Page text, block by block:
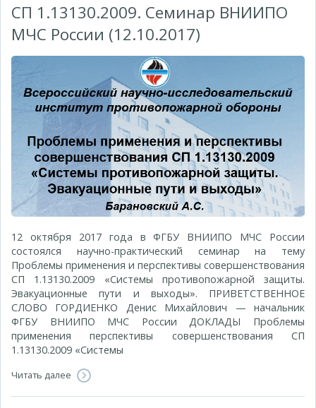
СП 1.13130.2009. Семинар ВНИИПО
МЧС России (12.10.2017)
12 октября 2017 года в ФГБУ ВНИИПО МЧС России
состоялся научно-практический семинар на тему
Проблемы применения и перспективы совершенствования
СП 1.13130.2009 «Системы противопожарной защиты.
Эвакуационные пути и выходы». ПРИВЕТСТВЕННОЕ
СЛОВО ГОРДИЕНКО Денис Михайлович — начальник
ФГБУ ВНИИПО МЧС России ДОКЛАДЫ Проблемы
применения перспективы совершенствования СП
1.13130.2009 «Системы
Читать далее